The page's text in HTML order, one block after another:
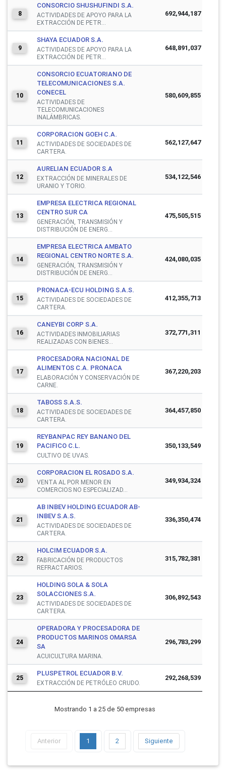
8
CONSORCIO SHUSHUFINDI S.A.
ACTIVIDADES DE APOYO PARA LA
EXTRACCIÓN DE PETR...
692,944,187
9
SHAYA ECUADOR S.A.
ACTIVIDADES DE APOYO PARA LA
EXTRACCIÓN DE PETR...
648,891,037
10
CONSORCIO ECUATORIANO DE
TELECOMUNICACIONES S.A.
CONECEL
ACTIVIDADES DE
TELECOMUNICACIONES
INALÁMBRICAS.
580,609,855
11
CORPORACION GOEH C.A.
ACTIVIDADES DE SOCIEDADES DE
CARTERA.
562,127,647
12
AURELIAN ECUADOR S.A
EXTRACCIÓN DE MINERALES DE
URANIO Y TORIO.
534,122,546
13
EMPRESA ELECTRICA REGIONAL
CENTRO SUR CA
GENERACIÓN, TRANSMISIÓN Y
DISTRIBUCIÓN DE ENERG...
475,505,515
14
EMPRESA ELECTRICA AMBATO
REGIONAL CENTRO NORTE S.A.
GENERACIÓN, TRANSMISIÓN Y
DISTRIBUCIÓN DE ENERG...
424,080,035
15
PRONACA-ECU HOLDING S.A.S.
ACTIVIDADES DE SOCIEDADES DE
CARTERA.
412,355,713
16
CANEYBI CORP S.A.
ACTIVIDADES INMOBILIARIAS
REALIZADAS CON BIENES...
372,771,311
17
PROCESADORA NACIONAL DE
ALIMENTOS C.A. PRONACA
ELABORACIÓN Y CONSERVACIÓN DE
CARNE.
367,220,203
18
TABOSS S.A.S.
ACTIVIDADES DE SOCIEDADES DE
CARTERA.
364,457,850
19
REYBANPAC REY BANANO DEL
PACIFICO C.L.
CULTIVO DE UVAS.
350,133,549
20
CORPORACION EL ROSADO S.A.
VENTA AL POR MENOR EN
COMERCIOS NO ESPECIALIZAD...
349,934,324
21
AB INBEV HOLDING ECUADOR AB-
INBEV S.A.S.
ACTIVIDADES DE SOCIEDADES DE
CARTERA.
336,350,474
22
HOLCIM ECUADOR S.A.
FABRICACIÓN DE PRODUCTOS
REFRACTARIOS.
315,782,381
23
HOLDING SOLA & SOLA
SOLACCIONES S.A.
ACTIVIDADES DE SOCIEDADES DE
CARTERA.
306,892,543
24
OPERADORA Y PROCESADORA DE
PRODUCTOS MARINOS OMARSA
SA
ACUICULTURA MARINA.
296,783,299
25
PLUSPETROL ECUADOR B.V.
EXTRACCIÓN DE PETRÓLEO CRUDO.
292,268,539
Mostrando 1 a 25 de 50 empresas
Anterior 1 2 Siguiente